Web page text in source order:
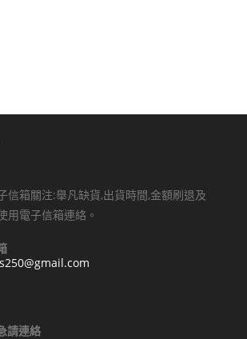
信箱關注:舉凡缺貨,出貨時間,金額刷退及
用電子信箱連絡。
請連絡